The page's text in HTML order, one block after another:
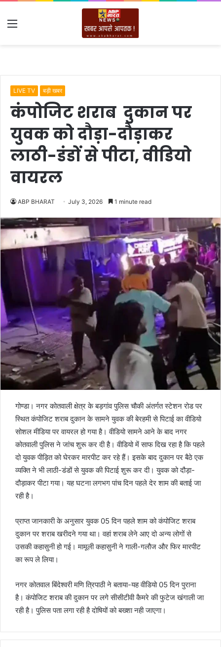
Menu
LIVE TV बड़ी खबर
कंपोजिट शराब दुकान पर
युवक को दौड़ा-दौड़ाकर
लाठी-डंडों से पीटा, वीडियो
वायरल
ABP BHARAT July 3, 2026 1 minute read
गोण्डा। नगर कोतवाली क्षेत्र के बड़गांव पुलिस चौकी अंतर्गत स्टेशन रोड पर
स्थित कंपोजिट शराब दुकान के सामने युवक की बेरहमी से पिटाई का वीडियो
सोशल मीडिया पर वायरल हो गया है। वीडियो सामने आने के बाद नगर
कोतवाली पुलिस ने जांच शुरू कर दी है। वीडियो में साफ दिख रहा है कि पहले
दो युवक पीड़ित को घेरकर मारपीट कर रहे हैं। इसके बाद दुकान पर बैठे एक
व्यक्ति ने भी लाठी-डंडों से युवक की पिटाई शुरू कर दी। युवक को दौड़ा-
दौड़ाकर पीटा गया। यह घटना लगभग पांच दिन पहले देर शाम की बताई जा
रही है।
प्राप्त जानकारी के अनुसार युवक 05 दिन पहले शाम को कंपोजिट शराब
दुकान पर शराब खरीदने गया था। वहां शराब लेने आए दो अन्य लोगों से
उसकी कहासुनी हो गई। मामूली कहासुनी ने गाली-गलौज और फिर मारपीट
का रूप ले लिया।
नगर कोतवाल बिंदेश्वरी मणि त्रिपाठी ने बताया-यह वीडियो 05 दिन पुराना
है। कंपोजिट शराब की दुकान पर लगे सीसीटीवी कैमरे की फुटेज खंगाली जा
रही है। पुलिस पता लगा रही है दोषियों को बख्शा नही जाएगा।